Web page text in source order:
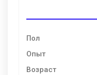
Пол
Опыт
Возраст